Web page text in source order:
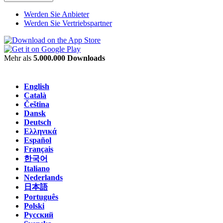
Werden Sie Anbieter
Werden Sie Vertriebspartner
Mehr als 5.000.000 Downloads
English
Català
Čeština
Dansk
Deutsch
Ελληνικά
Español
Français
한국어
Italiano
Nederlands
日本語
Português
Polski
Русский